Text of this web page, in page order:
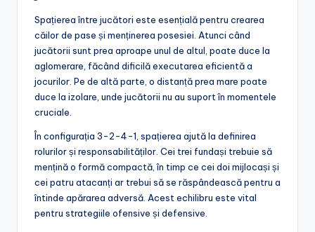
Spațierea între jucători este esențială pentru crearea
căilor de pase și menținerea posesiei. Atunci când
jucătorii sunt prea aproape unul de altul, poate duce la
aglomerare, făcând dificilă executarea eficientă a
jocurilor. Pe de altă parte, o distanță prea mare poate
duce la izolare, unde jucătorii nu au suport în momentele
cruciale.
În configurația 3-2-4-1, spațierea ajută la definirea
rolurilor și responsabilităților. Cei trei fundași trebuie să
mențină o formă compactă, în timp ce cei doi mijlocași și
cei patru atacanți ar trebui să se răspândească pentru a
întinde apărarea adversă. Acest echilibru este vital
pentru strategiile ofensive și defensive.